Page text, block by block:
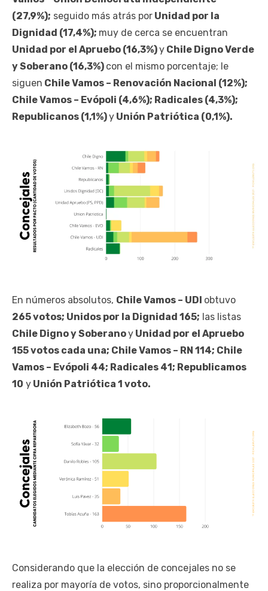
(27,9%); seguido más atrás por Unidad por la
Dignidad (17,4%); muy de cerca se encuentran
Unidad por el Apruebo (16,3%)y Chile Digno Verde
y Soberano (16,3%) con el mismo porcentaje; le
siguen Chile Vamos – Renovación Nacional (12%);
Chile Vamos – Evópoli (4,6%); Radicales (4,3%);
Republicanos (1,1%)y Unión Patriótica (0,1%).
En números absolutos, Chile Vamos – UDI obtuvo
265 votos; Unidos por la Dignidad 165; las listas
Chile Digno y Soberanoy Unidad por el Apruebo
155 votos cada una; Chile Vamos – RN 114; Chile
Vamos – Evópoli 44; Radicales 41; Republicamos
10 y Unión Patriótica 1 voto.
Considerando que la elección de concejales no se
realiza por mayoría de votos, sino proporcionalmente